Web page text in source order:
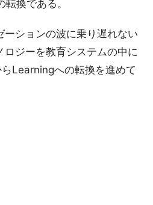
換である。
ーションの波に乗り遅れない
ロジーを教育システムの中に
Learningへの転換を進めて